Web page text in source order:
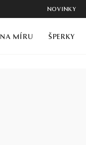
NOVINKY
NA MÍRU ŠPERKY